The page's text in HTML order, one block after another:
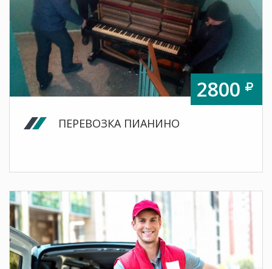
2800
ПЕРЕВОЗКА ПИАНИНО